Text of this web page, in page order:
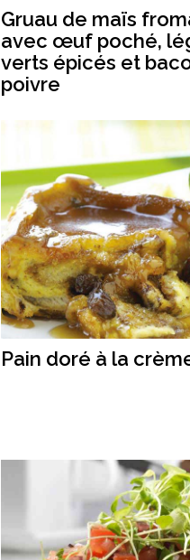
Gruau de maïs
avec œuf poché,
verts épicés et
poivre
Pain doré à la